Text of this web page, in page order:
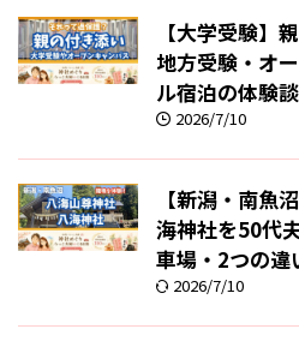
【大学受験】
地方受験・オ
ル宿泊の体験
2026/7/10
【新潟・南魚
海神社を50代
車場・2つの違
2026/7/10